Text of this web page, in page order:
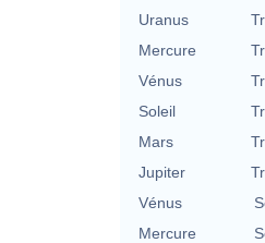
Uranus
Mercure
Vénus
Soleil
Mars
Jupiter
Vénus
Mercure